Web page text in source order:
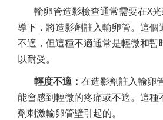
輸卵管造影檢查通常需要在X
導下，將造影劑註入輸卵管。這個
不適，但這種不適通常是輕微和暫
以耐受。
輕度不適： 在造影劑註入輸卵
能會感到輕微的疼痛或不適。這種
劑刺激輸卵管壁引起的。